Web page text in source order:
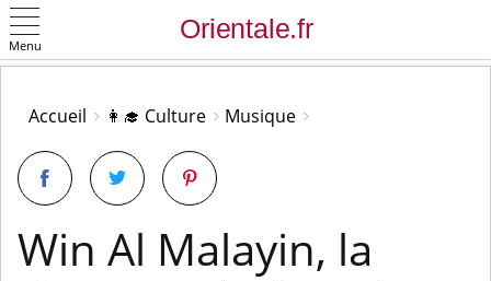
Menu
Accueil 👩‍🎓 Culture Musique
Win Al Malayin, la